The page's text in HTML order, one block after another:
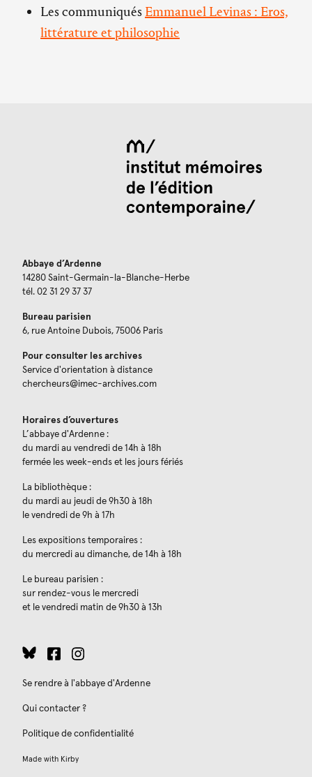
Les communiqués Emmanuel Levinas : Eros,
littérature et philosophie
Abbaye d’Ardenne
14280 Saint-Germain-la-Blanche-Herbe
tél. 02 31 29 37 37
Bureau parisien
6, rue Antoine Dubois, 75006 Paris
Pour consulter les archives
Service d'orientation à distance
chercheurs@imec-archives.com
Horaires d’ouvertures
L’abbaye d'Ardenne :
du mardi au vendredi de 14h à 18h
fermée les week-ends et les jours fériés
La bibliothèque :
du mardi au jeudi de 9h30 à 18h
le vendredi de 9h à 17h
Les expositions temporaires :
du mercredi au dimanche, de 14h à 18h
Le bureau parisien :
sur rendez-vous le mercredi
et le vendredi matin de 9h30 à 13h
Se rendre à l'abbaye d'Ardenne
Qui contacter ?
Politique de confidentialité
Made with Kirby